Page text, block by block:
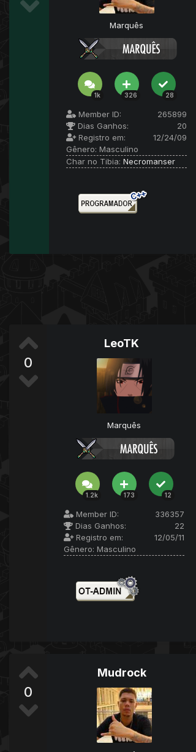
Marquês
1k 326 28
Member ID:
265899
Dias Ganhos:
20
Registro em:
12/24/09
Gênero: Masculino
Char no Tibia: Necromanser
0
LeoTK
Marquês
1.2k 173 12
Member ID:
336357
Dias Ganhos:
22
Registro em:
12/05/11
Gênero: Masculino
0
Mudrock